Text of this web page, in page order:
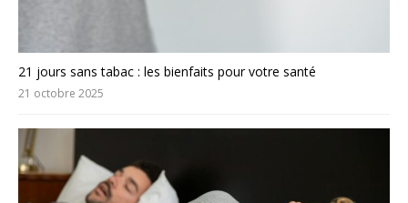
21 jours sans tabac : les bienfaits pour votre santé
21 octobre 2025